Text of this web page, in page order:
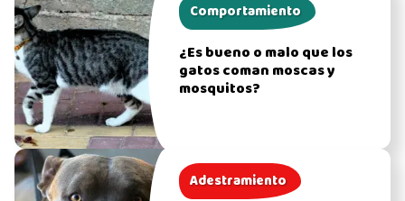
Comportamiento
¿Es bueno o malo que los
gatos coman moscas y
mosquitos?
Adestramiento